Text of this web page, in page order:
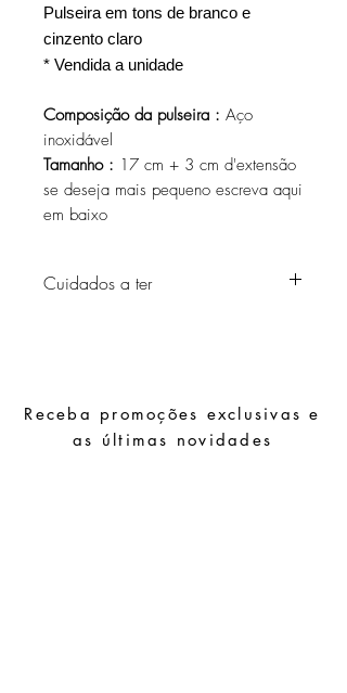
Pulseira em tons de branco e
cinzento claro
* Vendida a unidade
Composição da pulseira : Aço
inoxidável
Tamanho : 17 cm + 3 cm d'extensão
se deseja mais pequeno escreva aqui
em baixo
Cuidados a ter
Guarde as suas peças num local seco e
evite juntá-las com peças de fácil
Receba promoções exclusivas e
as últimas novidades